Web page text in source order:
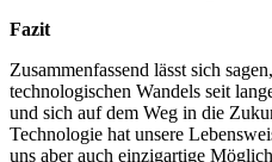
Fazit
Zusammenfassend lässt sich
technologischen Wandels seit
und sich auf dem Weg in die
Technologie hat unsere
uns aber auch einzigartige